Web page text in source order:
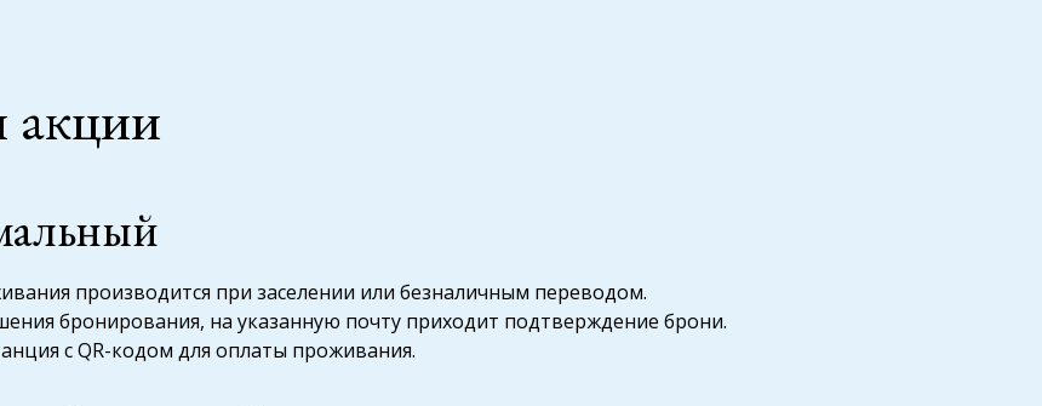
акции
производится при заселении или безналичным переводом.
бронирования, на указанную почту приходит подтверждение брони.
с QR-кодом для оплаты проживания.